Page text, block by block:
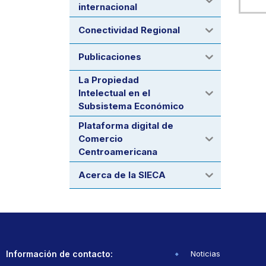
internacional
Conectividad Regional
Publicaciones
La Propiedad
Intelectual en el
Subsistema Económico
Plataforma digital de
Comercio
Centroamericana
Acerca de la SIECA
Información de contacto: Noticias